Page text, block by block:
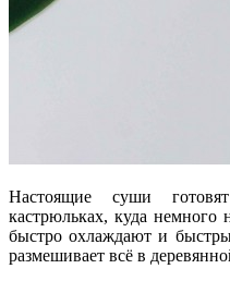
Настоящие суши
кастрюльках, куда
быстро охлаждают и
размешивает всё в